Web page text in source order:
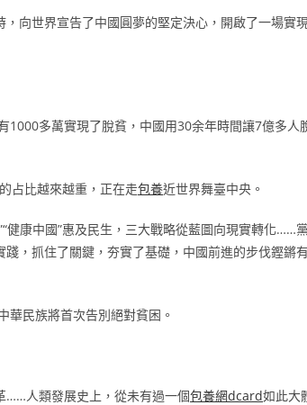
向世界宣告了中國圓夢的堅定決心，開啟了一場實
多萬實現了脫貧，中國用30余年時間讓7億多人
占比越來越重，正在走包養近世界舞臺中央。
健康中國”惠及民生，三大戰略從藍圖向現實轉化……黨
，抓住了關鍵，夯實了基礎，中國前進的步伐鏗鏘
華民族將首次告別絕對貧困。
……人類發展史上，從未有過一個包養網dcard如此大